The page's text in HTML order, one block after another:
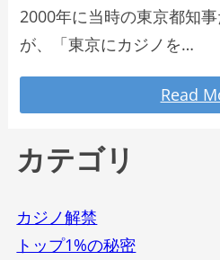
2000年に当時の東京都知
が、「東京にカジノを…
Read
カテゴリ
カジノ解禁
トップ1%の秘密